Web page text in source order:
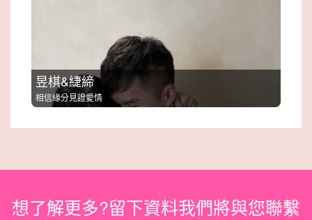
昱棋&緁締
相信緣分見證愛情
想了解更多?留下資料我們將與您聯繫